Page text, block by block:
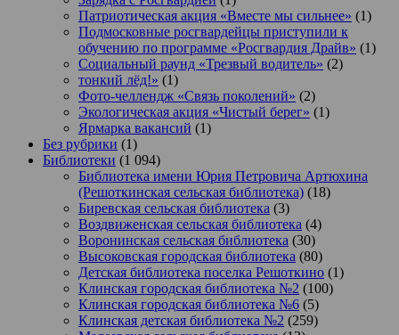
Патриотическая акция «Вместе мы сильнее» (1)
Подмосковные росгвардейцы приступили к
обучению по программе «Росгвардия Драйв» (1)
Социальный раунд «Трезвый водитель» (2)
тонкий лёд!» (1)
Фото-челлендж «Связь поколений» (2)
Экологическая акция «Чистый берег» (1)
Ярмарка вакансий (1)
Без рубрики (1)
Библиотеки (1 094)
Библиотека имени Юрия Петровича Артюхина
(Решоткинская сельская библиотека) (18)
Биревская сельская библиотека (3)
Воздвиженская сельская библиотека (4)
Воронинская сельская библиотека (30)
Высоковская городская библиотека (80)
Детская библиотека поселка Решоткино (1)
Клинская городская библиотека №2 (100)
Клинская городская библиотека №6 (5)
Клинская детская библиотека №2 (259)